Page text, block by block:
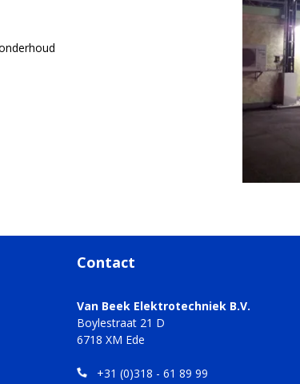
Contact
Van Beek Elektrotechniek B.V.
Boylestraat 21 D
6718 XM Ede
+31 (0)318 - 61 89 99